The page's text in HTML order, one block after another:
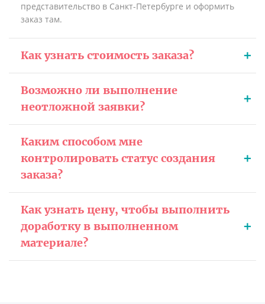
представительство в Санкт-Петербурге и оформить
заказ там.
Как узнать стоимость заказа?
Возможно ли выполнение
неотложной заявки?
Каким способом мне
контролировать статус создания
заказа?
Как узнать цену, чтобы выполнить
доработку в выполненном
материале?